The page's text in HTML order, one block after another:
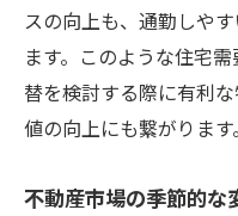
買替成功のために
意点
市場動向を常
過去の不動産
スの向上も、通勤しや
ます。このような住宅
替を検討する際に有利
値の向上にも繋がります。
不動産市場の季節的な